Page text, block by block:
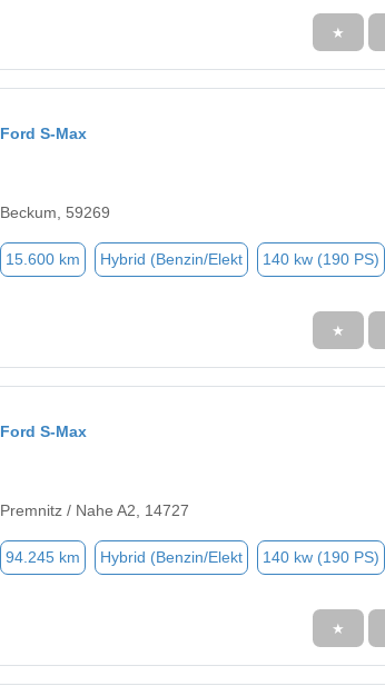
★
Ford S-Max
Beckum, 59269
15.600 km Hybrid (Benzin/Elekt 140 kw (190 PS)
★
Ford S-Max
Premnitz / Nahe A2, 14727
94.245 km Hybrid (Benzin/Elekt 140 kw (190 PS)
★